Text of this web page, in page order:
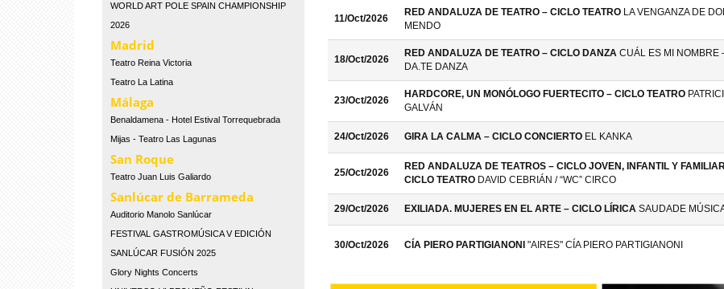
WORLD ART POLE SPAIN CHAMPIONSHIP
2026
Madrid
Teatro Reina Victoria
Teatro La Latina
Málaga
Benaldamena - Hotel Estival Torrequebrada
Mijas - Teatro Las Lagunas
San Roque
Teatro Juan Luis Galiardo
Sanlúcar de Barrameda
Auditorio Manolo Sanlúcar
FESTIVAL GASTROMÚSICA V EDICIÓN
SANLÚCAR FUSIÓN 2025
Glory Nights Concerts
11/Oct/2026
RED ANDALUZA DE TEATRO – CICLO TEATRO LA VENGANZA DE
MENDO
18/Oct/2026
RED ANDALUZA DE TEATRO – CICLO DANZA CUÁL ES MI NOMBRE
DA.TE DANZA
23/Oct/2026
HARDCORE, UN MONÓLOGO FUERTECITO – CICLO TEATRO
GALVÁN
24/Oct/2026 GIRA LA CALMA – CICLO CONCIERTO EL KANKA
25/Oct/2026
RED ANDALUZA DE TEATROS – CICLO JOVEN, INFANTIL Y
CICLO TEATRO DAVID CEBRIÁN / “WC” CIRCO
29/Oct/2026 EXILIADA. MUJERES EN EL ARTE – CICLO LÍRICA SAUDADE
30/Oct/2026 CÍA PIERO PARTIGIANONI "AIRES" CÍA PIERO PARTIGIANONI